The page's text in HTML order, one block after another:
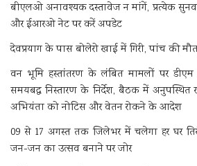
बीएलओ अनावश्यक दस्तावेज न मांगें, प्रत्येक
और ईआरओ नेट पर करें अपडेट
देवप्रयाग के पास बोलेरो खाई में गिरी, पांच की
वन भूमि हस्तांतरण के लंबित मामलों पर डीएम
समयबद्ध निस्तारण के निर्देश, बैठक में अनुपस्थित
अभियंता को नोटिस और वेतन रोकने के आदेश
09 से 17 अगस्त तक जिलेभर में चलेगा हर घर
जन-जन का उत्सव बनाने पर जोर